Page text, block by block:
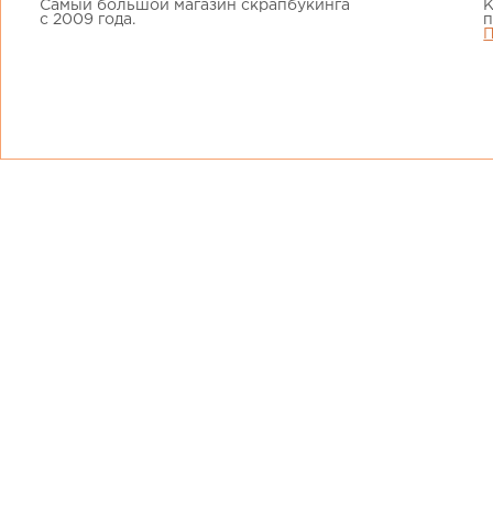
Самый большой магазин скрапбукинга
с 2009 года.